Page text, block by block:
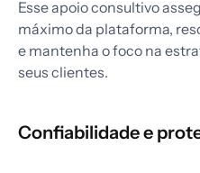
Esse apoio consultivo
máximo da plataforma,
e mantenha o foco na
seus clientes.
Confiabilidade e